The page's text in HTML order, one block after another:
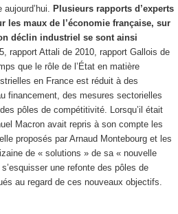
Plusieurs rapports d’experts
les maux de l’économie française, sur
déclin industriel se sont ainsi
rapport Attali de 2010, rapport Gallois de
que le rôle de l’État en matière
en France est réduit à des
financement, des mesures sectorielles
pôles de compétitivité. Lorsqu’il était
Macron avait repris à son compte les
proposés par Arnaud Montebourg et les
de « solutions » de sa « nouvelle
une refonte des pôles de
au regard de ces nouveaux objectifs.